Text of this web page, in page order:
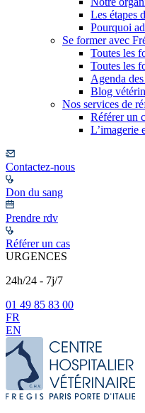
Les étapes
Pourquoi
Se former avec
Toutes les
Toutes les
Agenda
Blog
Nos services de
Référer un
L’imagerie
Contactez-nous
Don du sang
Prendre rdv
Référer un cas
URGENCES
24h/24 - 7j/7
01 49 85 83 00
FR
EN